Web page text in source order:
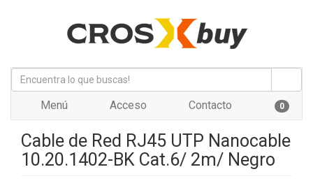
Menú Acceso Contacto 0
Cable de Red RJ45 UTP Nanocable
10.20.1402-BK Cat.6/ 2m/ Negro